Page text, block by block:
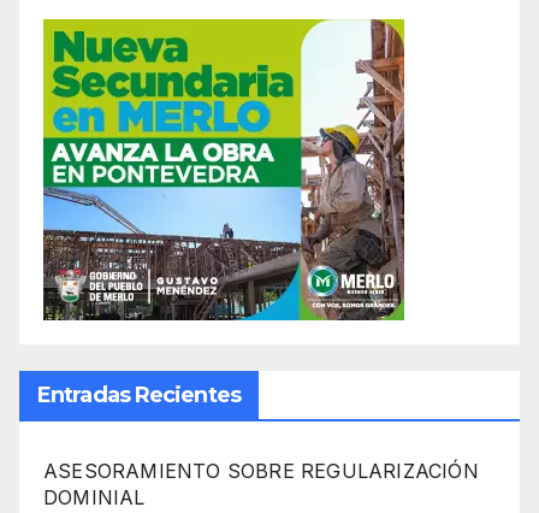
Entradas Recientes
ASESORAMIENTO SOBRE REGULARIZACIÓN
DOMINIAL